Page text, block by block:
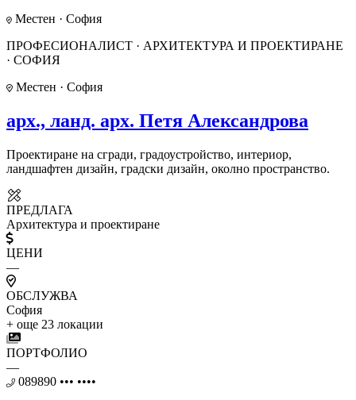
Местен · София
ПРОФЕСИОНАЛИСТ · АРХИТЕКТУРА И ПРОЕКТИРАНЕ
· СОФИЯ
Местен · София
арх., ланд. арх. Петя Александрова
Проектиране на сгради, градоустройство, интериор,
ландшафтен дизайн, градски дизайн, околно пространство.
ПРЕДЛАГА
Архитектура и проектиране
ЦЕНИ
—
ОБСЛУЖВА
София
+ още 23 локации
ПОРТФОЛИО
—
089890 ••• ••••